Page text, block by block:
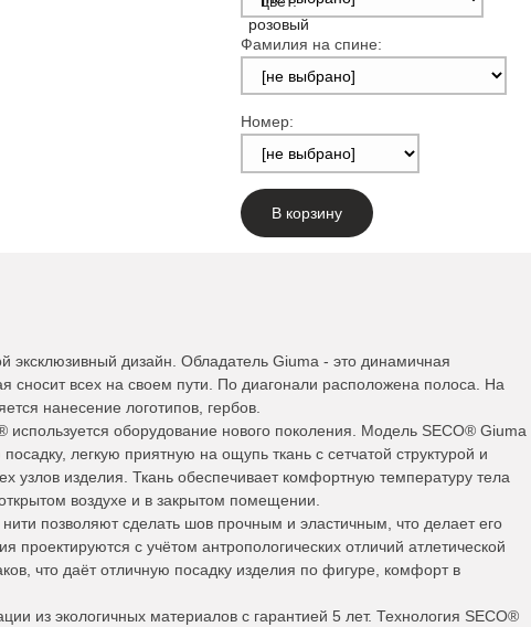
Фамилия на спине:
Номер:
В корзину
эксклюзивный дизайн. Обладатель Giuma - это динамичная
сносит всех на своем пути. По диагонали расположена полоса. На
нанесение логотипов, гербов.
используется оборудование нового поколения. Модель SECO® Giuma
легкую приятную на ощупь ткань с сетчатой структурой и
узлов изделия. Ткань обеспечивает комфортную температуру тела
воздухе и в закрытом помещении.
позволяют сделать шов прочным и эластичным, что делает его
проектируются с учётом антропологических отличий атлетической
что даёт отличную посадку изделия по фигуре, комфорт в
из экологичных материалов с гарантией 5 лет. Технология SECO®